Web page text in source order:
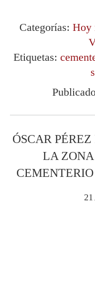
Categorías: Hoy
Etiquetas:
ÓSCAR
LA
21